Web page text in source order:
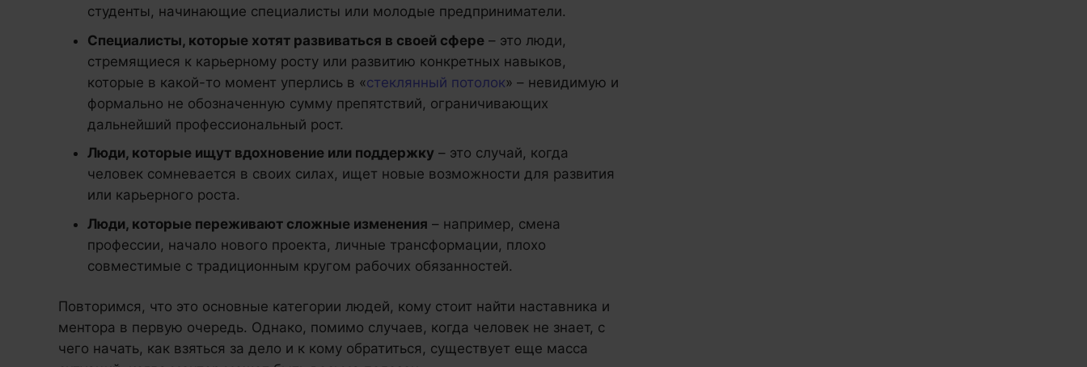
студенты, начинающие специалисты или молодые предприниматели.
Специалисты, которые хотят развиваться в своей сфере – это люди,
стремящиеся к карьерному росту или развитию конкретных навыков,
которые в какой-то момент уперлись в «стеклянный потолок» – невидимую и
формально не обозначенную сумму препятствий, ограничивающих
дальнейший профессиональный рост.
Люди, которые ищут вдохновение или поддержку – это случай, когда
человек сомневается в своих силах, ищет новые возможности для развития
или карьерного роста.
Люди, которые переживают сложные изменения – например, смена
профессии, начало нового проекта, личные трансформации, плохо
совместимые с традиционным кругом рабочих обязанностей.
Повторимся, что это основные категории людей, кому стоит найти наставника и
ментора в первую очередь. Однако, помимо случаев, когда человек не знает, с
чего начать, как взяться за дело и к кому обратиться, существует еще масса